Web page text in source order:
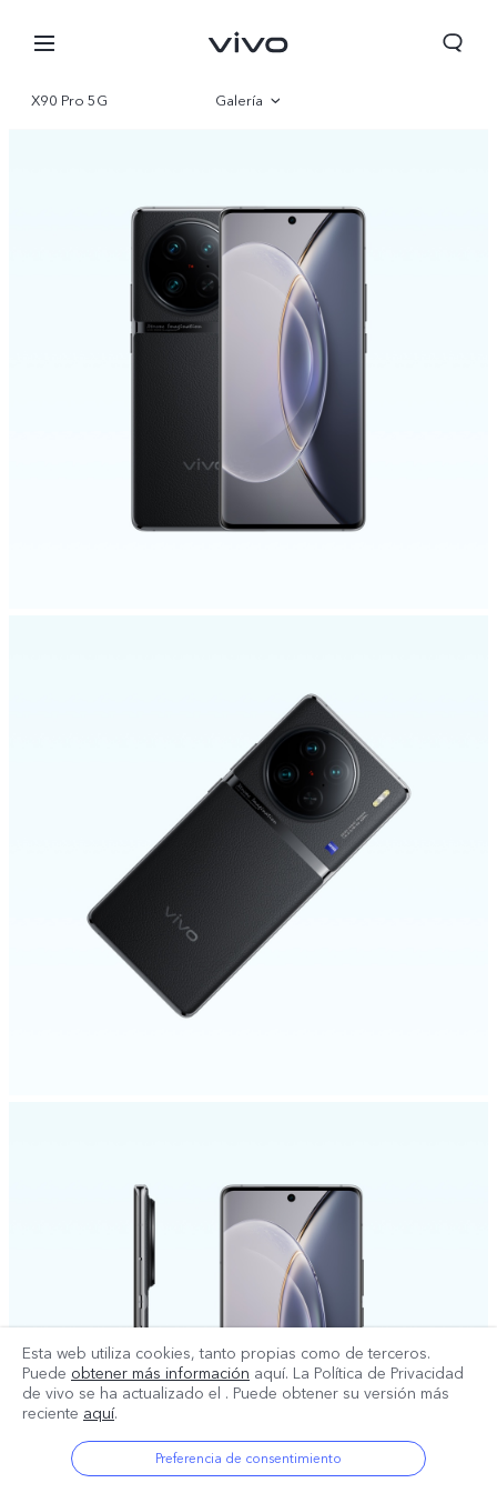
X90 Pro 5G Galería
Especificaciones
Esta web utiliza cookies, tanto propias como de terceros.
Puede obtener más información aquí. La Política de Privacidad
de vivo se ha actualizado el . Puede obtener su versión más
reciente aquí.
Preferencia de consentimiento